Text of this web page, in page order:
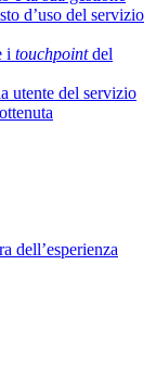
d’uso del servizio
i touchpointdel
utente del servizio
dell’esperienza